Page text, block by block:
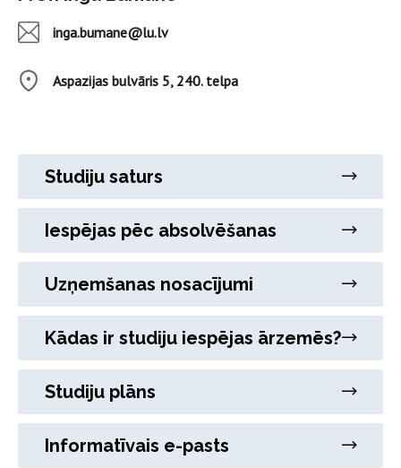
inga.bumane@lu.lv
Aspazijas bulvāris 5, 240. telpa
Studiju saturs
Iespējas pēc absolvēšanas
Uzņemšanas nosacījumi
Kādas ir studiju iespējas ārzemēs?
Studiju plāns
Informatīvais e-pasts